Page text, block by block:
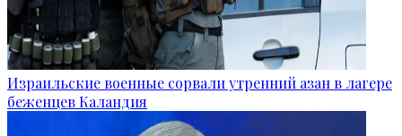
Израильские военные сорвали утренний азан в лагере
беженцев Каландия